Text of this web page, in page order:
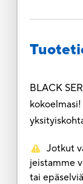
BLACK
Jotkut
jeistamme
tai